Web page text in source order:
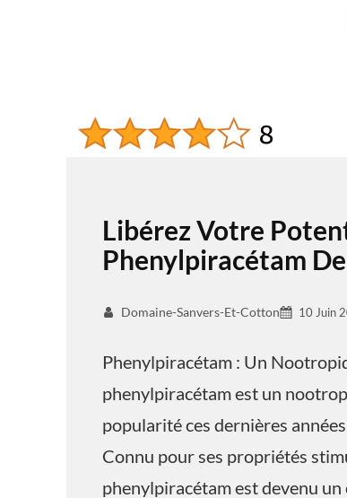
Libérez Votre
Phenylpiracétam
Domaine-Sanvers-Et-Cotton 10 Juin
Phenylpiracétam : Un
phenylpiracétam est un
popularité ces dernières
Connu pour ses propriétés
phenylpiracétam est devenu